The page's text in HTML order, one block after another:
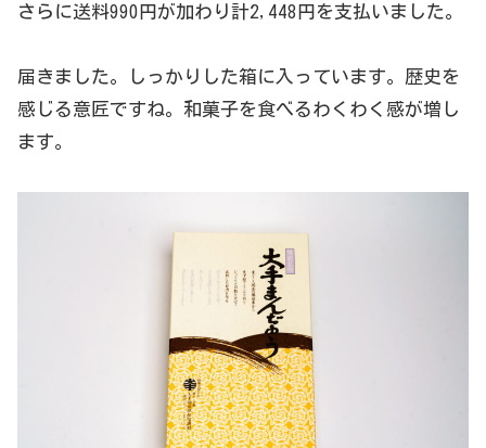
さらに送料990円が加わり計2,448円を支払いました。
届きました。しっかりした箱に入っています。歴史を
感じる意匠ですね。和菓子を食べるわくわく感が増し
ます。